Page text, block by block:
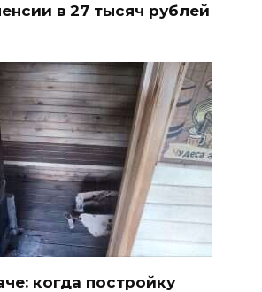
в 27 тысяч рублей
когда постройку